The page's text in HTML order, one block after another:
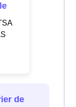
de